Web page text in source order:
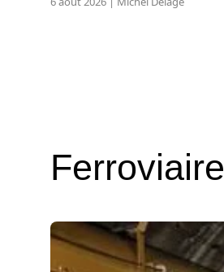
Ferroviaire